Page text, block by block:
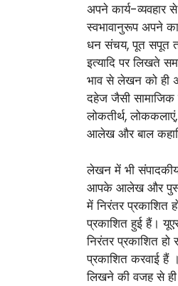
अपने कार्य-व्यवहार
स्वभावानुरूप अपने
धन संचय, पूत सपूत
इत्यादि पर लिखते
भाव से लेखन को ही
दहेज जैसी सामाजिक
लोकतीर्थ,
आलेख और बाल
लेखन में भी
आपके आलेख और पुस्तकें
में निरंतर प्रकाशित
प्रकाशित हुई हैं।
निरंतर प्रकाशित
प्रकाशित करवाई हैं
लिखने की वजह से ही